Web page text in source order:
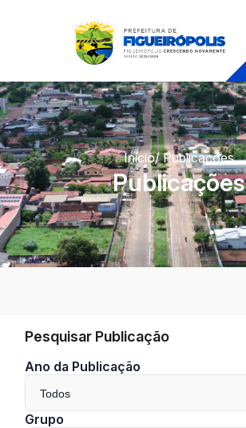
Início/ Publicações
Publicações
Pesquisar Publicação
Ano da Publicação
Todos
Grupo